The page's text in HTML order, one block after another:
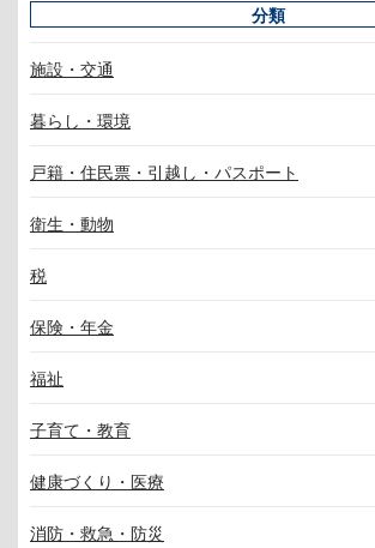
分類
施設・交通
暮らし・環境
戸籍・住民票・引越し・パスポート
衛生・動物
税
保険・年金
福祉
子育て・教育
健康づくり・医療
消防・救急・防災